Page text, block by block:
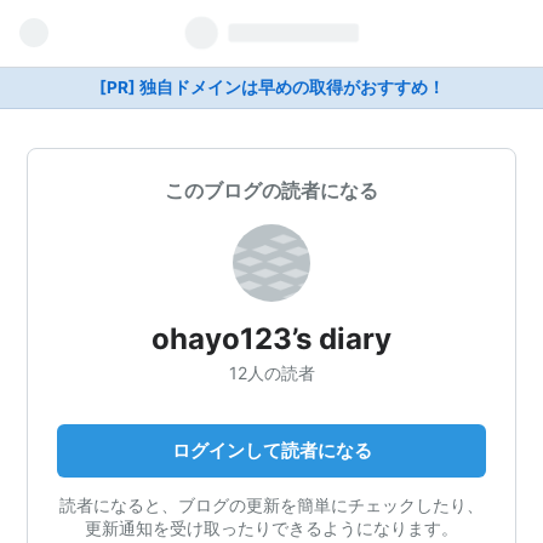
[PR] 独自ドメインは早めの取得がおすすめ！
このブログの読者になる
ohayo123’s diary
12人の読者
ログインして読者になる
読者になると、ブログの更新を簡単にチェックしたり、
更新通知を受け取ったりできるようになります。